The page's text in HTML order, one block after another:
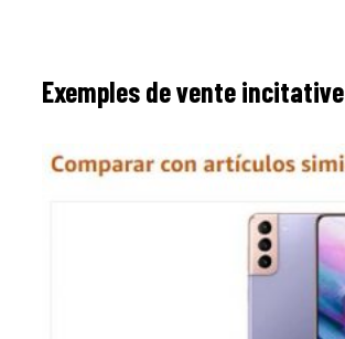
Exemples de vente incitative